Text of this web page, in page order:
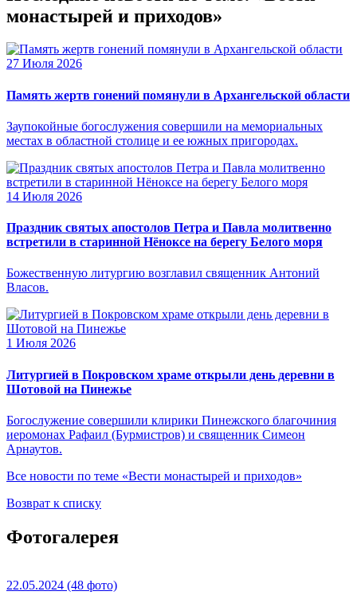
монастырей и приходов»
27 Июля 2026
Память жертв гонений помянули в Архангельской области
Заупокойные богослужения совершили на мемориальных
местах в областной столице и ее южных пригородах.
14 Июля 2026
Праздник святых апостолов Петра и Павла молитвенно
встретили в старинной Нёноксе на берегу Белого моря
Божественную литургию возглавил священник Антоний
Власов.
1 Июля 2026
Литургией в Покровском храме открыли день деревни в
Шотовой на Пинежье
Богослужение совершили клирики Пинежского благочиния
иеромонах Рафаил (Бурмистров) и священник Симеон
Арнаутов.
Все новости по теме «Вести монастырей и приходов»
Возврат к списку
Фотогалерея
22.05.2024 (48 фото)